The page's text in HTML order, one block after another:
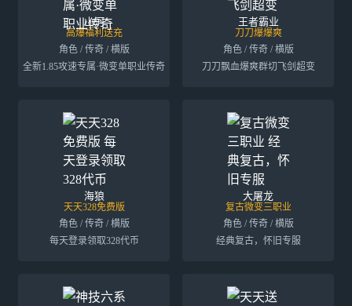
山河
高爆福利送充
角色 / 传奇 / 横版
全新1.85攻速专属·微变单职业传奇
王者霸业
刀刀爆爆爽
角色 / 传奇 / 横版
刀刀飘血爆爽群切飞剑超变
海狼
天天328免费版
角色 / 传奇 / 横版
每天登录领取328代币
大屠龙
复古微变三职业
角色 / 传奇 / 横版
经典复古，怀旧专服